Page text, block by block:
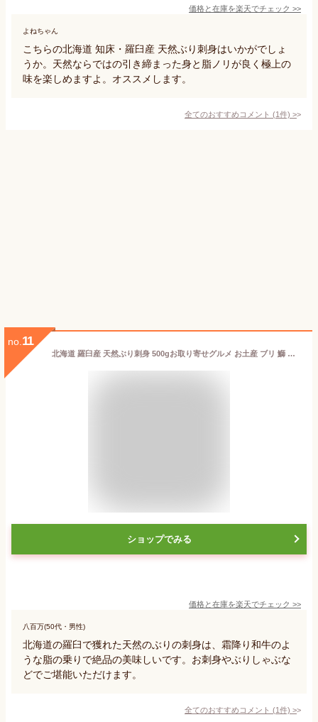
価格と在庫を楽天でチェック >>
よねちゃん
こちらの北海道 知床・羅臼産 天然ぶり刺身はいかがでしょ
うか。天然ならではの引き締まった身と脂ノリが良く極上の
味を楽しめますよ。オススメします。
全てのおすすめコメント (1件) >
no. 11
北海道 羅臼産 天然ぶり刺身 500gお取り寄せグルメ お土産 ブリ 鰤 ワラサ イナダ ハマチ 魚 グルメ 食品 食べ物 高級 海鮮 刺身
ショップでみる
価格と在庫を楽天でチェック >>
八百万(50代・男性)
北海道の羅臼で獲れた天然のぶりの刺身は、霜降り和牛のよ
うな脂の乗りで絶品の美味しいです。お刺身やぶりしゃぶな
どでご堪能いただけます。
全てのおすすめコメント (1件) >